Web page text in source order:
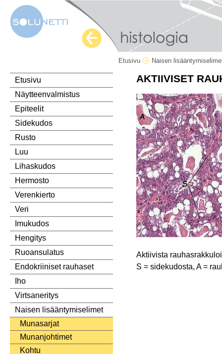
Etusivu Naisen
Etusivu
Näytteenvalmistus
Epiteelit
Sidekudos
Rusto
Luu
Lihaskudos
Hermosto
Verenkierto
Veri
Imukudos
Hengitys
Ruoansulatus
Endokriiniset rauhaset
Iho
Virtsaneritys
Naisen lisääntymiselimet
Munasarjat
Munanjohtimet
Kohtu
AKTIIVISET
Aktiivista
S = sidekudosta, A =